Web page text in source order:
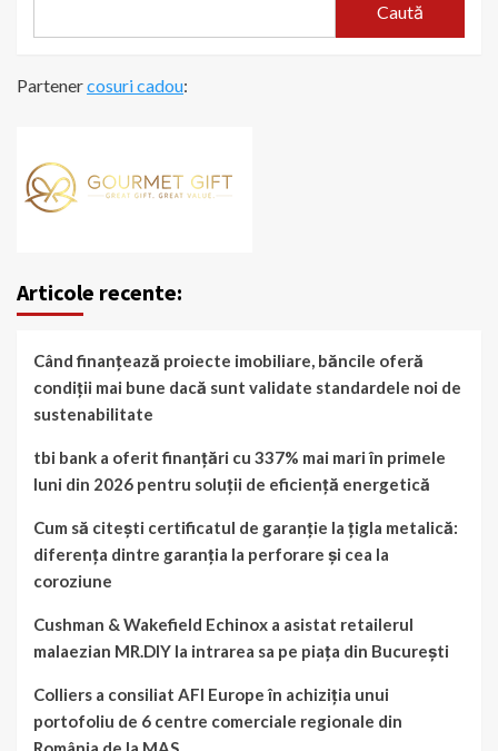
Caută
Partenercosuri cadou:
Articole recente:
Când finanțează proiecte imobiliare, băncile oferă
condiții mai bune dacă sunt validate standardele noi de
sustenabilitate
tbi bank a oferit finanțări cu 337% mai mari în primele
luni din 2026 pentru soluții de eficiență energetică
Cum să citești certificatul de garanție la țigla metalică:
diferența dintre garanția la perforare și cea la
coroziune
Cushman & Wakefield Echinox a asistat retailerul
malaezian MR.DIY la intrarea sa pe piața din București
Colliers a consiliat AFI Europe în achiziția unui
portofoliu de 6 centre comerciale regionale din